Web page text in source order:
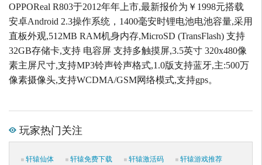
OPPOReal R803于2012年年上市,最新报价为￥1998元搭载
安卓Android 2.3操作系统，1400毫安时锂电池电池容量,采用
直板外观,512MB RAM机身内存,MicroSD (TransFlash) 支持
32GB存储卡,支持 电容屏 支持多触摸屏,3.5英寸 320x480像
素主屏尺寸,支持MP3铃声铃声格式,1.0版支持蓝牙,主:500万
像素摄像头,支持WCDMA/GSM网络模式,支持gps。
玩家热门关注
轩辕仙体 轩辕免费下载 轩辕激活码
轩辕游戏推荐